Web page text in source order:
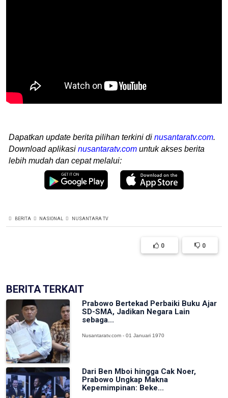
Dapatkan update berita pilihan terkini di nusantaratv.com.
Download aplikasi nusantaratv.com untuk akses berita
lebih mudah dan cepat melalui:
BERITA NASIONAL NUSANTARA TV
0 0
BERITA TERKAIT
Prabowo Bertekad Perbaiki Buku Ajar
SD-SMA, Jadikan Negara Lain
sebaga...
Nusantaratv.com - 01 Januari 1970
Dari Ben Mboi hingga Cak Noer,
Prabowo Ungkap Makna
Kepemimpinan: Beke...